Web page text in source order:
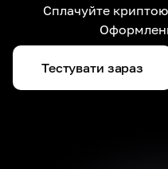
Сплачуйте криптою
Тестувати зараз